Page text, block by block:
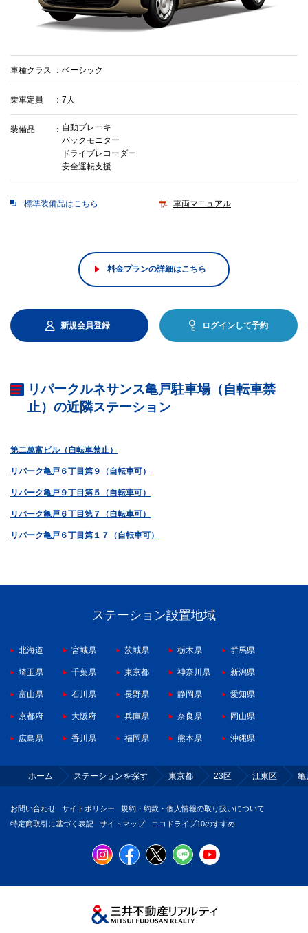
車種クラス ベーシック
乗車定員 7人
装備品
自動ブレーキ
バックモニター
ドライブレコーダー
安全運転支援
標準装備品はこちら 車両マニュアル
料金プランの詳細はこちら
新規会員登録 ログインして予約
リパークルネサンス亀戸駐車場（自転車禁
止）の近隣ステーション
第二萬富ビル（自転車禁止）
リパーク亀戸６丁目第９（自転車可）
リパーク亀戸９丁目第５（自転車可）
リパーク亀戸６丁目第７（自転車可）
リパーク亀戸６丁目第１７（自転車可）
ステーション設置地域
北海道 宮城県 茨城県 栃木県 群馬県
埼玉県 千葉県 東京都 神奈川県 新潟県
富山県 石川県 長野県 静岡県 愛知県
京都府 大阪府 兵庫県 奈良県 岡山県
広島県 香川県 福岡県 熊本県 沖縄県
ホーム ステーションを探す 東京都 23区 江東区 亀
お問い合わせ サイトポリシー
規約・約款・個人情報の取り扱いについて
特定商取引に基づく表記
サイトマップ エコドライブ10のすすめ